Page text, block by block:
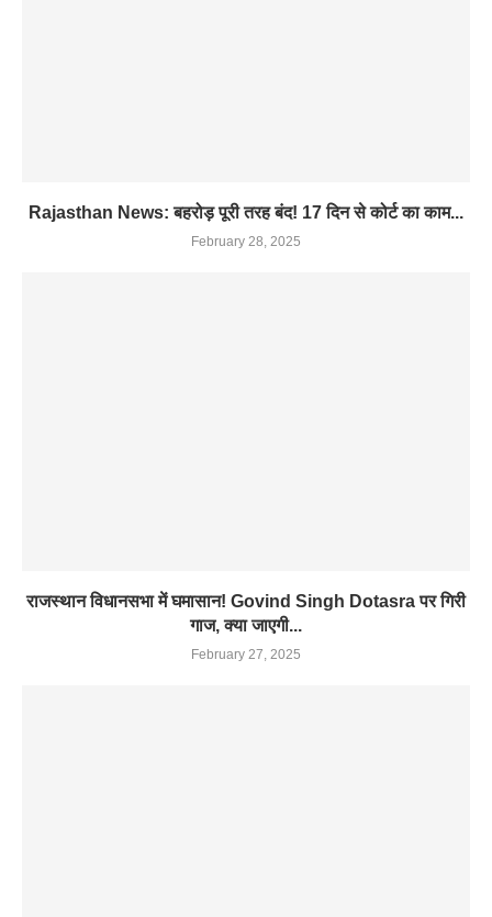
Rajasthan News: बहरोड़ पूरी तरह बंद! 17 दिन से कोर्ट का काम...
February 28, 2025
राजस्थान विधानसभा में घमासान! Govind Singh Dotasra पर गिरी
गाज, क्या जाएगी...
February 27, 2025